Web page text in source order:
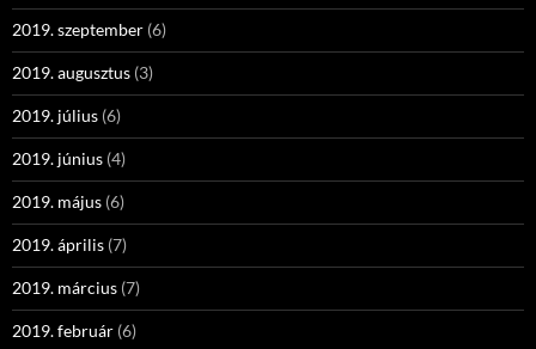
2019. szeptember (6)
2019. augusztus (3)
2019. július (6)
2019. június (4)
2019. május (6)
2019. április (7)
2019. március (7)
2019. február (6)